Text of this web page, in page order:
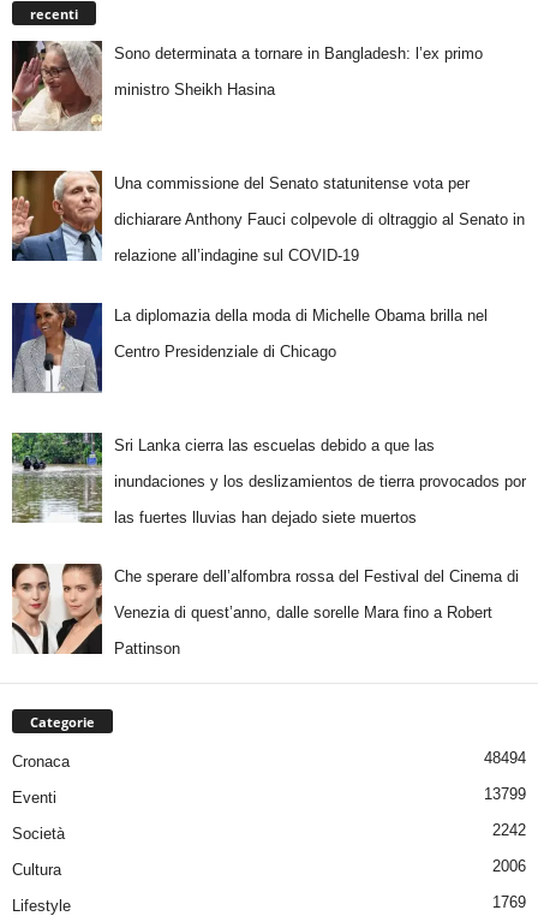
recenti
Sono determinata a tornare in Bangladesh: l’ex primo
ministro Sheikh Hasina
Una commissione del Senato statunitense vota per
dichiarare Anthony Fauci colpevole di oltraggio al Senato in
relazione all’indagine sul COVID-19
La diplomazia della moda di Michelle Obama brilla nel
Centro Presidenziale di Chicago
Sri Lanka cierra las escuelas debido a que las
inundaciones y los deslizamientos de tierra provocados por
las fuertes lluvias han dejado siete muertos
Che sperare dell’alfombra rossa del Festival del Cinema di
Venezia di quest’anno, dalle sorelle Mara fino a Robert
Pattinson
Categorie
Cronaca 48494
Eventi 13799
Società 2242
Cultura 2006
Lifestyle 1769